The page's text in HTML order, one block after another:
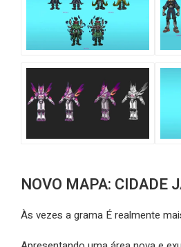
NOVO MAPA: CIDADE
Às vezes a grama É realmente